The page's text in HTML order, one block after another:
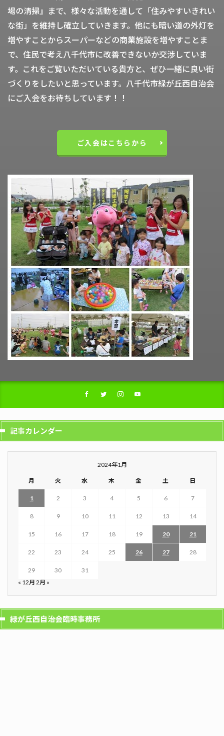
場の清掃』まで、様々な活動を通して「住みやすいきれい
な街」を維持し確立していきます。他にも暗い道の外灯を
増やすことからスーパーなどの商業施設を増やすことま
で、住民で考え八千代市に改善できないか交渉していま
す。これをご覧いただいている貴方と、ぜひ一緒に良い街
づくりをしたいと思っています。八千代市緑が丘西自治会
にご入会をお待ちしています！！
ご入会はこちらから
記事カレンダー
2024年1月
月 火 水 木 金 土 日
1 2 3 4 5 6 7
8 9 10 11 12 13 14
15 16 17 18 19 20 21
22 23 24 25 26 27 28
29 30
31
« 12月 2月 »
緑が丘西自治会臨時事務所